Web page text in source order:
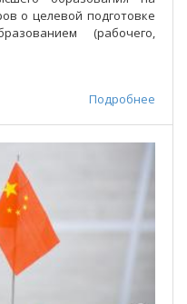
о целевой подготовке
(рабочего,
Подробнее